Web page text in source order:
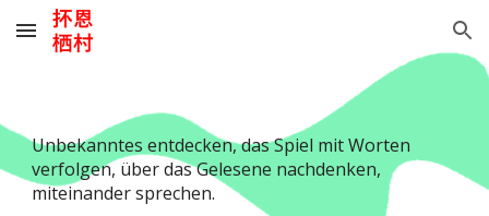
Skip to main content Skip to navigation
Unbekanntes entdecken, das Spiel mit Worten
verfolgen, über das Gelesene nachdenken,
miteinander sprechen.